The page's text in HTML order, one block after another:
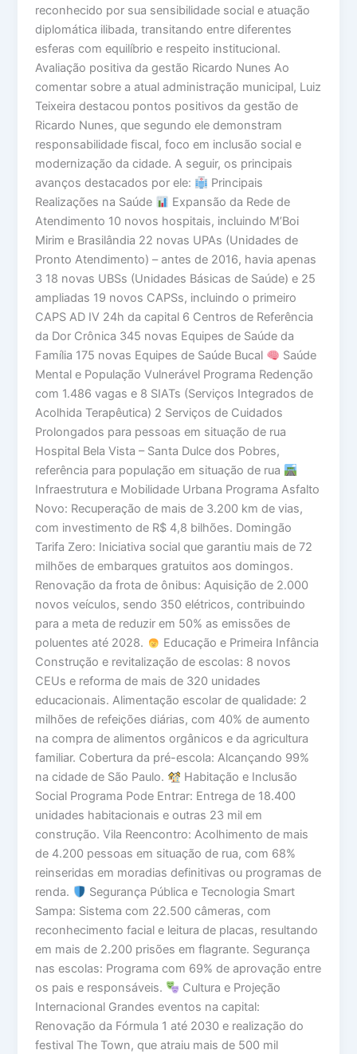
reconhecido por sua sensibilidade social e atuação
diplomática ilibada, transitando entre diferentes
esferas com equilíbrio e respeito institucional.
Avaliação positiva da gestão Ricardo Nunes Ao
comentar sobre a atual administração municipal, Luiz
Teixeira destacou pontos positivos da gestão de
Ricardo Nunes, que segundo ele demonstram
responsabilidade fiscal, foco em inclusão social e
modernização da cidade. A seguir, os principais
avanços destacados por ele:
Principais
Realizações na Saúde
Expansão da Rede de
Atendimento 10 novos hospitais, incluindo M’Boi
Mirim e Brasilândia 22 novas UPAs (Unidades de
Pronto Atendimento) – antes de 2016, havia apenas
3 18 novas UBSs (Unidades Básicas de Saúde) e 25
ampliadas 19 novos CAPSs, incluindo o primeiro
CAPS AD IV 24h da capital 6 Centros de Referência
da Dor Crônica 345 novas Equipes de Saúde da
Família 175 novas Equipes de Saúde Bucal
Saúde
Mental e População Vulnerável Programa Redenção
com 1.486 vagas e 8 SIATs (Serviços Integrados de
Acolhida Terapêutica) 2 Serviços de Cuidados
Prolongados para pessoas em situação de rua
Hospital Bela Vista – Santa Dulce dos Pobres,
referência para população em situação de rua
Infraestrutura e Mobilidade Urbana Programa Asfalto
Novo: Recuperação de mais de 3.200 km de vias,
com investimento de R$ 4,8 bilhões. Domingão
Tarifa Zero: Iniciativa social que garantiu mais de 72
milhões de embarques gratuitos aos domingos.
Renovação da frota de ônibus: Aquisição de 2.000
novos veículos, sendo 350 elétricos, contribuindo
para a meta de reduzir em 50% as emissões de
poluentes até 2028.
Educação e Primeira Infância
Construção e revitalização de escolas: 8 novos
CEUs e reforma de mais de 320 unidades
educacionais. Alimentação escolar de qualidade: 2
milhões de refeições diárias, com 40% de aumento
na compra de alimentos orgânicos e da agricultura
familiar. Cobertura da pré-escola: Alcançando 99%
na cidade de São Paulo.
Habitação e Inclusão
Social Programa Pode Entrar: Entrega de 18.400
unidades habitacionais e outras 23 mil em
construção. Vila Reencontro: Acolhimento de mais
de 4.200 pessoas em situação de rua, com 68%
reinseridas em moradias definitivas ou programas de
renda.
Segurança Pública e Tecnologia Smart
Sampa: Sistema com 22.500 câmeras, com
reconhecimento facial e leitura de placas, resultando
em mais de 2.200 prisões em flagrante. Segurança
nas escolas: Programa com 69% de aprovação entre
os pais e responsáveis.
Cultura e Projeção
Internacional Grandes eventos na capital:
Renovação da Fórmula 1 até 2030 e realização do
festival The Town, que atraiu mais de 500 mil